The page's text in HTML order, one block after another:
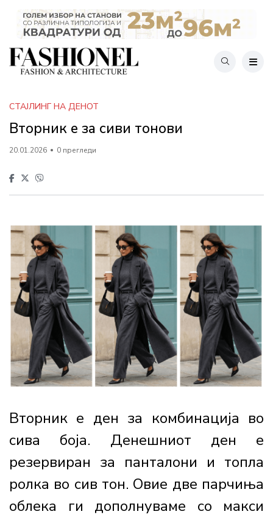
СТАЈЛИНГ НА ДЕНОТ
Вторник е за сиви тонови
20.01.2026 0 прегледи
Вторник е ден за комбинација во
сива боја. Денешниот ден е
резервиран за панталони и топла
ролка во сив тон. Овие две парчиња
облека ги дополнуваме со макси